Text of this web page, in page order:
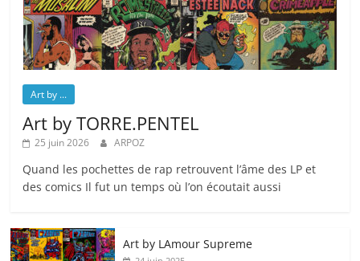
Art by ...
Art by TORRE.PENTEL
25 juin 2026 ARPOZ
Quand les pochettes de rap retrouvent l’âme des LP et
des comics Il fut un temps où l’on écoutait aussi
Art by LAmour Supreme